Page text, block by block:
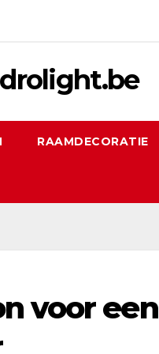
RAAMDECORATIE
voor een